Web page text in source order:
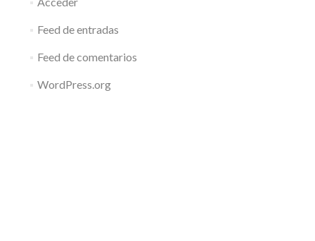
Feed de entradas
Feed de comentarios
WordPress.org